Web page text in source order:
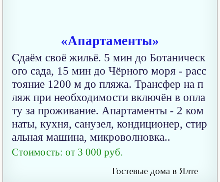
«Апартаменты»
Сдаём своё жильё. 5 мин до Ботаническ
ого сада, 15 мин до Чёрного моря - расс
тояние 1200 м до пляжа. Трансфер на п
ляж при необходимости включён в опла
ту за проживание. Апартаменты - 2 ком
наты, кухня, санузел, кондиционер, стир
альная машина, микроволновка..
Стоимость: от 3 000 руб.
Гостевые дома в Ялте